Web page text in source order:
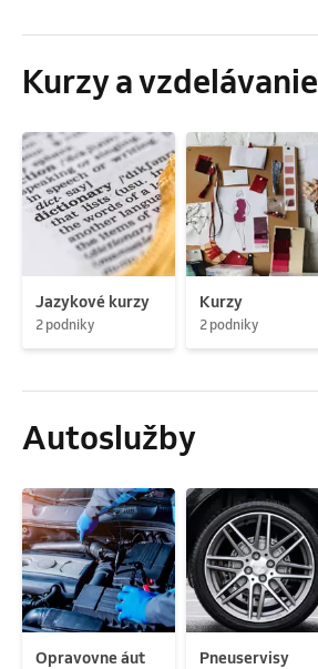
Kurzy a vzdelávanie
Jazykové kurzy
2 podniky
Kurzy
2 podniky
Autoslužby
Opravovne áut Pneuservisy